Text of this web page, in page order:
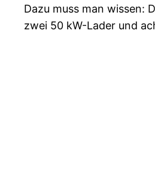
Dazu muss man wissen:
zwei 50 kW-Lader und